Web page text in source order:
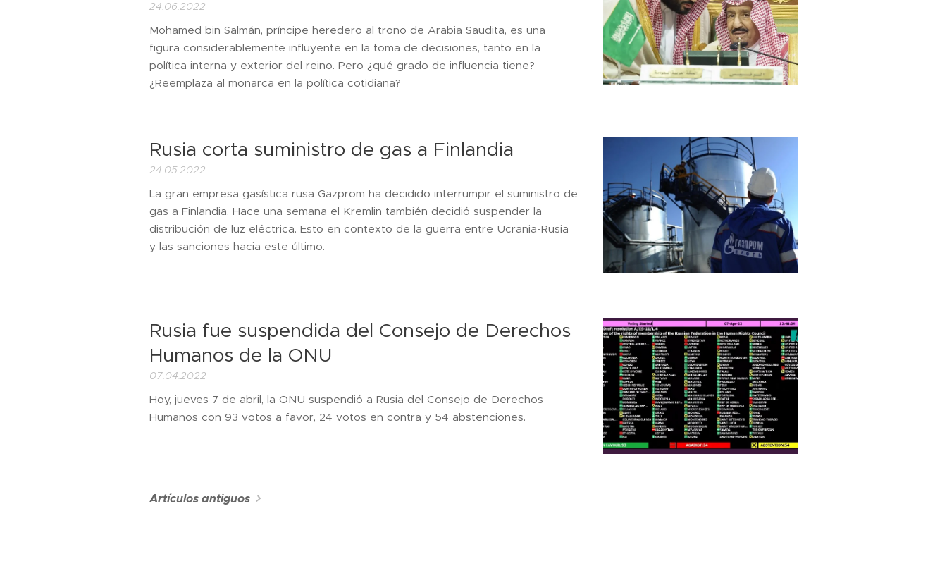
24.06.2022
Mohamed bin Salmán, príncipe heredero al trono de Arabia Saudita, es una
figura considerablemente influyente en la toma de decisiones, tanto en la
política interna y exterior del reino. Pero ¿qué grado de influencia tiene?
¿Reemplaza al monarca en la política cotidiana?
Rusia corta suministro de gas a Finlandia
24.05.2022
La gran empresa gasística rusa Gazprom ha decidido interrumpir el suministro de
gas a Finlandia. Hace una semana el Kremlin también decidió suspender la
distribución de luz eléctrica. Esto en contexto de la guerra entre Ucrania-Rusia
y las sanciones hacia este último.
Rusia fue suspendida del Consejo de Derechos
Humanos de la ONU
07.04.2022
Hoy, jueves 7 de abril, la ONU suspendió a Rusia del Consejo de Derechos
Humanos con 93 votos a favor, 24 votos en contra y 54 abstenciones.
Artículos antiguos